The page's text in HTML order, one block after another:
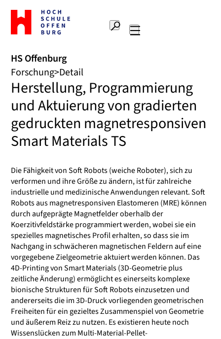
Zur
Startseite
Hochschule
Suche
HS Offenburg
Forschung Detail
Herstellung, Programmierung
und Aktuierung von gradierten
gedruckten magnetresponsiven
Smart Materials TS
Die Fähigkeit von Soft Robots (weiche Roboter), sich zu
verformen und ihre Größe zu ändern, ist für zahlreiche
industrielle und medizinische Anwendungen relevant. Soft
Robots aus magnetresponsiven Elastomeren (MRE) können
durch aufgeprägte Magnetfelder oberhalb der
Koerzitivfeldstärke programmiert werden, wobei sie ein
spezielles magnetisches Profil erhalten, so dass sie im
Nachgang in schwächeren magnetischen Feldern auf eine
vorgegebene Zielgeometrie aktuiert werden können. Das
4D-Printing von Smart Materials (3D-Geometrie plus
zeitliche Änderung) ermöglicht es einerseits komplexe
bionische Strukturen für Soft Robots einzusetzen und
andererseits die im 3D-Druck vorliegenden geometrischen
Freiheiten für ein gezieltes Zusammenspiel von Geometrie
und äußerem Reiz zu nutzen. Es existieren heute noch
Wissenslücken zum Multi-Material-Pellet-